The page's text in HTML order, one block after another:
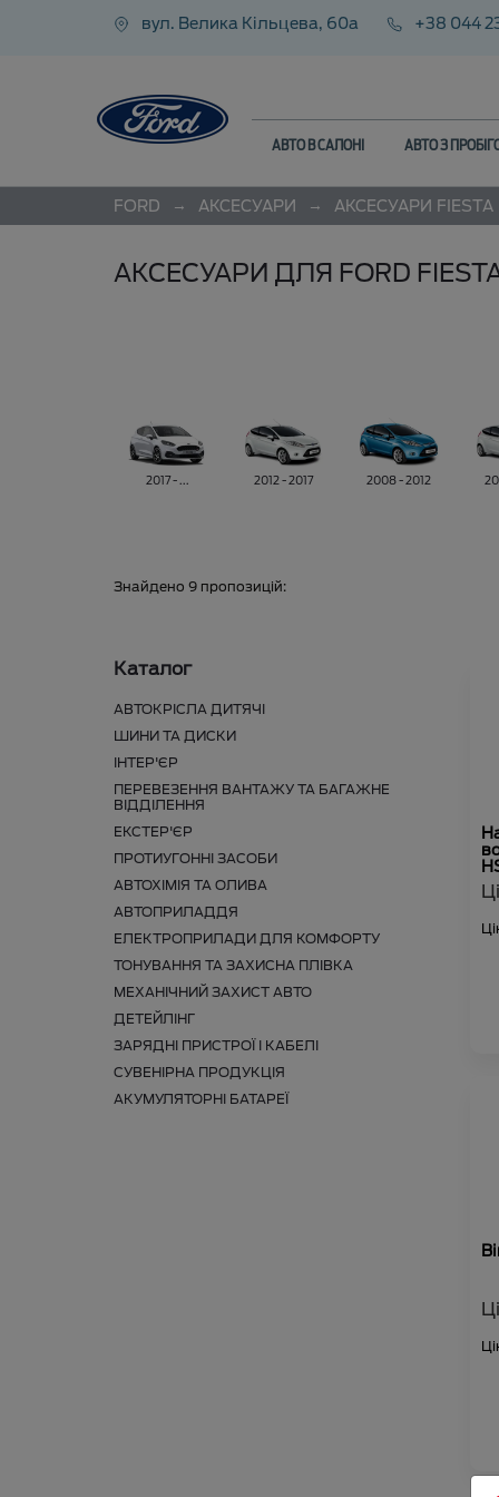
вул. Велика Кільцева, 60а +38 044
АВТО В САЛОНІ АВТО З
FORD → АКСЕСУАРИ → АКСЕСУАРИ FIESTA
АКСЕСУАРИ ДЛЯ FORD
2017 - ... 2012 - 2017 2008 - 2012
Знайдено 9 пропозицій:
Каталог
АВТОКРІСЛА ДИТЯЧІ
ШИНИ ТА ДИСКИ
ІНТЕР'ЄР
ПЕРЕВЕЗЕННЯ ВАНТАЖУ ТА БАГАЖНЕ
ВІДДІЛЕННЯ
ЕКСТЕР'ЄР
ПРОТИУГОННІ ЗАСОБИ
АВТОХІМІЯ ТА ОЛИВА
АВТОПРИЛАДДЯ
ЕЛЕКТРОПРИЛАДИ ДЛЯ КОМФОРТУ
ТОНУВАННЯ ТА ЗАХИСНА ПЛІВКА
МЕХАНІЧНИЙ ЗАХИСТ АВТО
ДЕТЕЙЛІНГ
ЗАРЯДНІ ПРИСТРОЇ І КАБЕЛІ
СУВЕНІРНА ПРОДУКЦІЯ
АКУМУЛЯТОРНІ БАТАРЕЇ